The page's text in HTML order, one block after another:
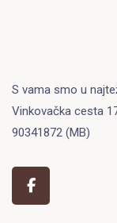
S vama smo u
Vinkovačka cesta
90341872 (MB)